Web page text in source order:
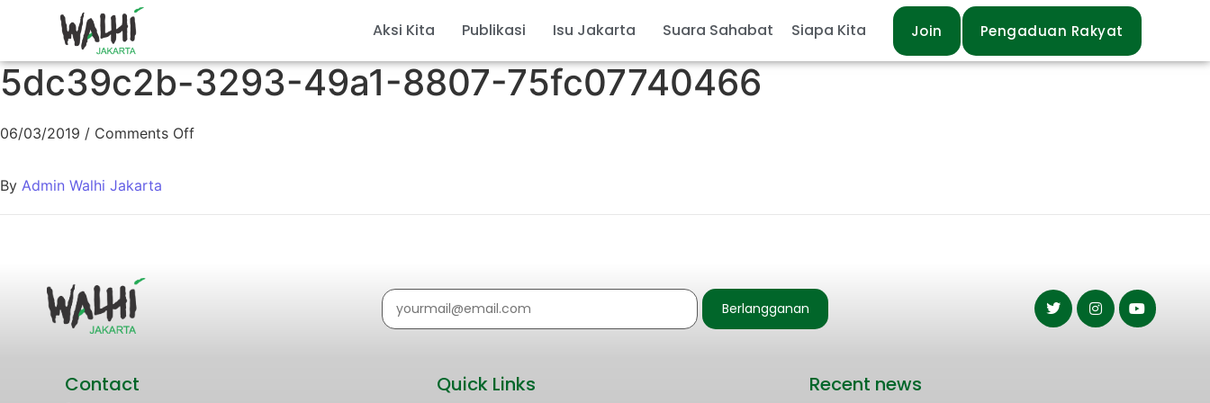
Aksi Kita Publikasi Isu Jakarta Suara Sahabat Siapa Kita Join Pengaduan Rakyat
5dc39c2b-3293-49a1-8807-75fc07740466
06/03/2019 / Comments Off
By Admin Walhi Jakarta
Berlangganan
Contact Quick Links Recent news